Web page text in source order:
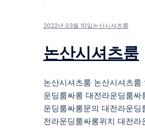
2022년 03월 10일 논산시셔츠룸
논산시셔츠룸
논산시셔츠룸 논산시셔츠
운딩룸싸롱 대전라운딩룸
운딩룸싸롱문의 대전라운
전라운딩룸싸롱위치 대전